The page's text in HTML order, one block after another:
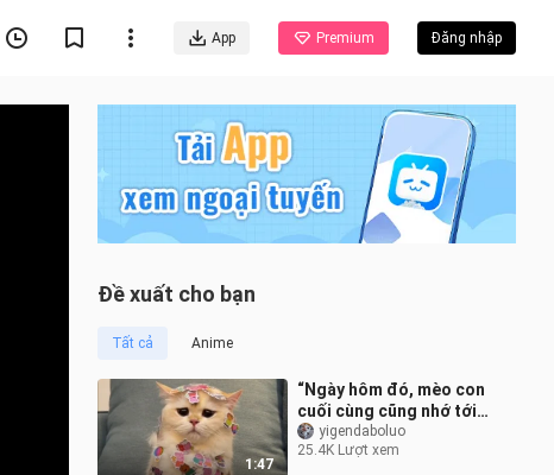
App Premium Đăng nhập
Đề xuất cho bạn
Tất cả Anime
1:47
“Ngày hôm đó, mèo con
cuối cùng cũng nhớ tới
nỗi sợ hãi bị con người
thống trị.”
yigendaboluo
25.4K Lượt xem